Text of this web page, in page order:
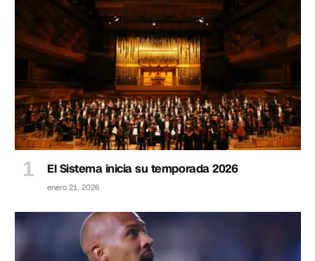
El Sistema inicia su temporada 2026
enero 21, 2026